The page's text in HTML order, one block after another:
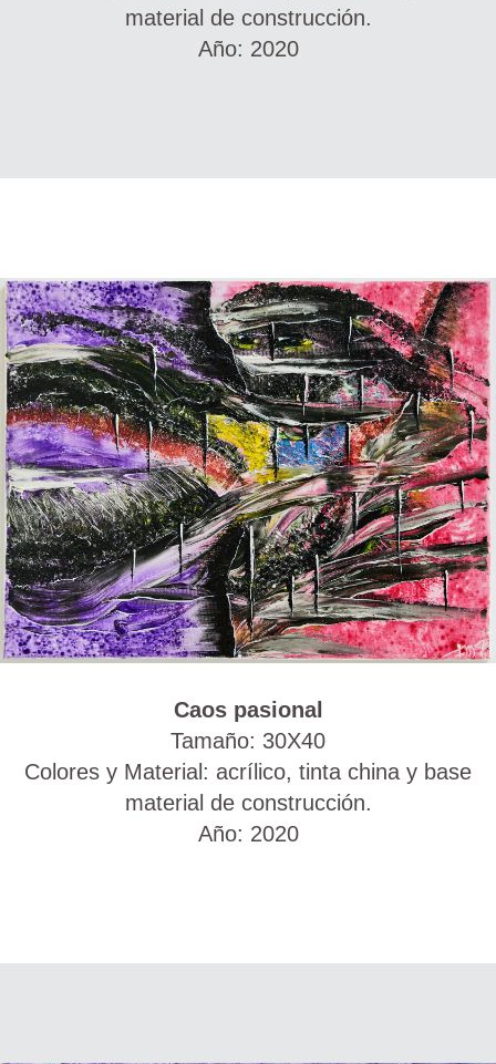
material de construcción.
Año: 2020
Caos pasional
Tamaño: 30X40
Colores y Material: acrílico, tinta china y base
material de construcción.
Año: 2020